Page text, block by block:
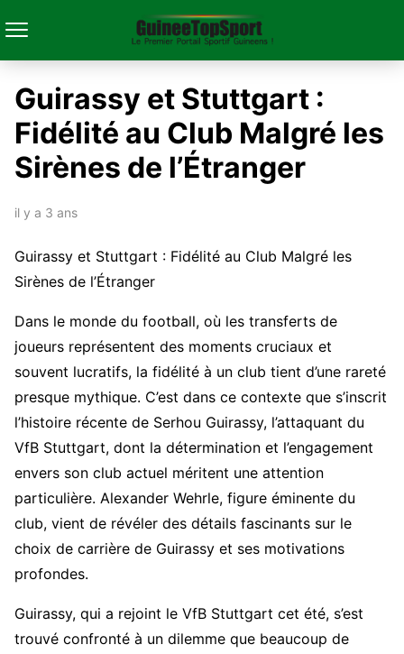
Guirassy et Stuttgart :
Fidélité au Club Malgré les
Sirènes de l’Étranger
il y a 3 ans
Guirassy et Stuttgart : Fidélité au Club Malgré les
Sirènes de l’Étranger
Dans le monde du football, où les transferts de
joueurs représentent des moments cruciaux et
souvent lucratifs, la fidélité à un club tient d’une rareté
presque mythique. C’est dans ce contexte que s’inscrit
l’histoire récente de Serhou Guirassy, l’attaquant du
VfB Stuttgart, dont la détermination et l’engagement
envers son club actuel méritent une attention
particulière. Alexander Wehrle, figure éminente du
club, vient de révéler des détails fascinants sur le
choix de carrière de Guirassy et ses motivations
profondes.
Guirassy, qui a rejoint le VfB Stuttgart cet été, s’est
trouvé confronté à un dilemme que beaucoup de